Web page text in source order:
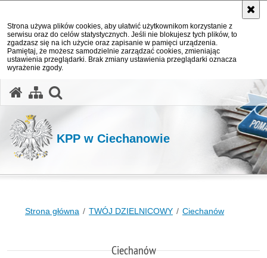
Strona używa plików cookies, aby ułatwić użytkownikom korzystanie z
serwisu oraz do celów statystycznych. Jeśli nie blokujesz tych plików, to
zgadzasz się na ich użycie oraz zapisanie w pamięci urządzenia.
Pamiętaj, że możesz samodzielnie zarządzać cookies, zmieniając
ustawienia przeglądarki. Brak zmiany ustawienia przeglądarki oznacza
wyrażenie zgody.
KPP w Ciechanowie
Strona główna TWÓJ DZIELNICOWY Ciechanów
Ciechanów